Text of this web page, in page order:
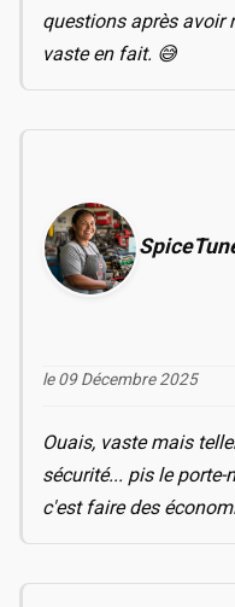
questions après avoir
vaste en fait. 😅
le 09 Décembre 2025
Ouais, vaste mais
sécurité... pis le
c'est faire des